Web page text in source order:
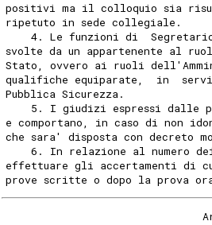
positivi ma il colloquio sia
ripetuto in sede collegiale.
4. Le funzioni di
svolte da un appartenente al
Stato, ovvero ai ruoli
qualifiche equiparate,  in
Pubblica Sicurezza.
5. I giudizi espressi dalle
e comportano, in caso di non
che sara' disposta con decreto
6. In relazione al numero
effettuare gli accertamenti di
prove scritte o dopo la prova